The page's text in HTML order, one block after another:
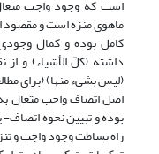
است که وجود واجب
ماهوی منزه است و
کامل بوده و کمال
داشته (کلّ الأشیاء) و
(لیس بشیء منها) (برای مطالعه
اصل اتصاف واجب متعال
بوده و تبیین نحوه
راه بساطت وجود واجب و